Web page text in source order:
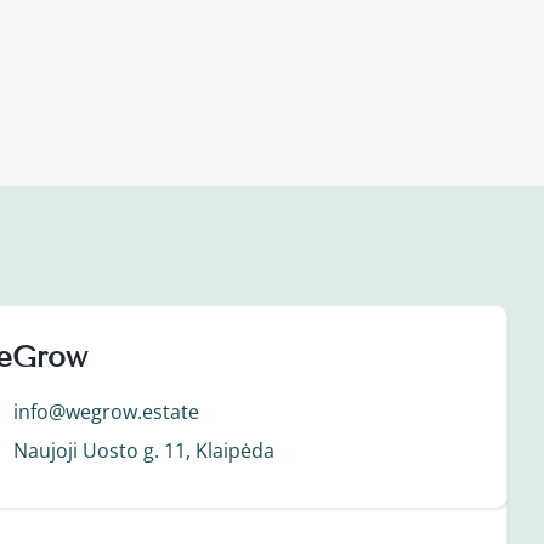
info@wegrow.estate
Naujoji Uosto g. 11, Klaipėda